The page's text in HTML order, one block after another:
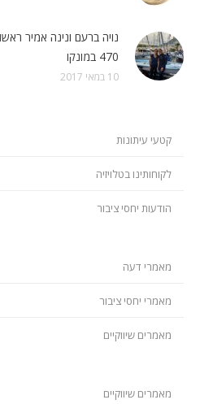
נויה ברעם ונינה אמיר
470 במונקו
10 במאי 2017
קטעי עיתונות
לקוחותינו בטלויזיה
הודעות יחסי ציבור
מאמרי דעה
מאמרי יחסי ציבור
מאמרים שיווקיים
מאמרים שיווקיים